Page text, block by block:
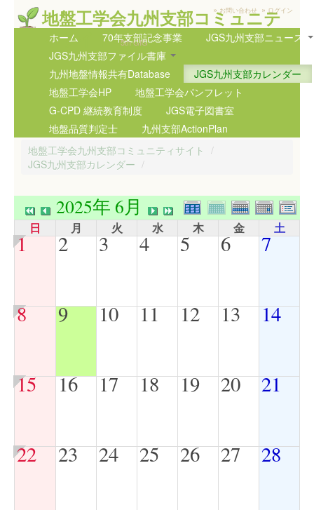
地盤工学会九州支部コミュニテ
ィサイト
5th GIG
» お問い合わせ » ログイン
ホーム 70年支部記念事業
JGS九州支部ニュース
JGS九州支部ファイル書庫
九州地盤情報共有Database
JGS九州支部カレンダー
地盤工学会HP
地盤工学会パンフレット
G-CPD 継続教育制度
JGS電子図書室
地盤品質判定士
九州支部ActionPlan
地盤工学会九州支部コミュニティサイト /
JGS九州支部カレンダー /
2025年 6月
日 月 火 水 木 金 土
1 2 3 4 5 6 7
8 9 10 11 12 13 14
15 16 17 18 19 20 21
22 23 24 25 26 27 28